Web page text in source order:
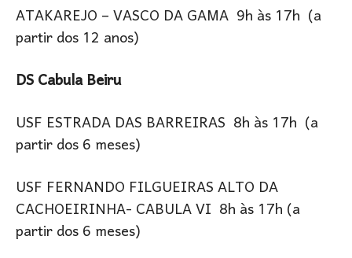
ATAKAREJO – VASCO DA GAMA 9h às 17h (a
partir dos 12 anos)
DS Cabula Beiru
USF ESTRADA DAS BARREIRAS 8h às 17h (a
partir dos 6 meses)
USF FERNANDO FILGUEIRAS ALTO DA
CACHOEIRINHA- CABULA VI 8h às 17h (a
partir dos 6 meses)